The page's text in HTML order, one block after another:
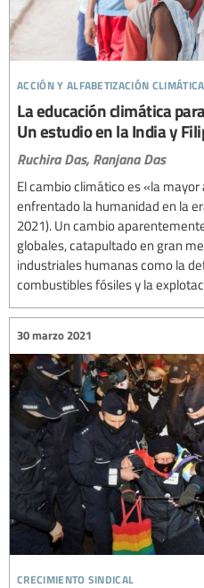
acción y alfabetización
La educación climática
Un estudio en la India y
Ruchira Das, Ranjana Das
El cambio climático es «la
enfrentado la humanidad en la
2021). Un cambio
globales, catapultado en gran
industriales humanas como la
combustibles fósiles y la
crecimiento sindical
30 marzo 2021